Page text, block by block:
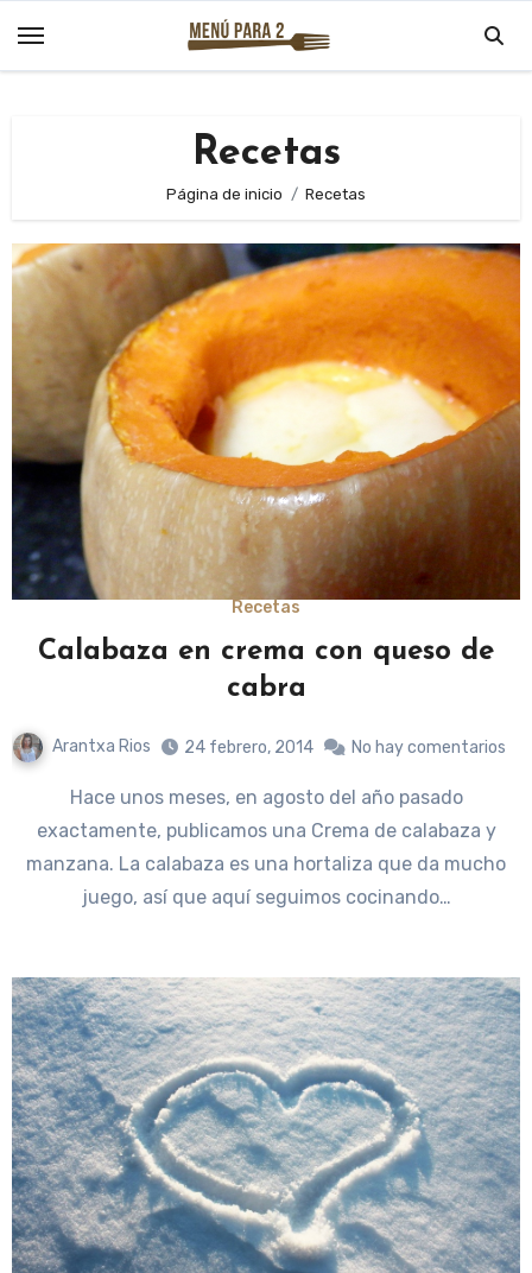
Recetas
Página de inicio Recetas
Recetas
Calabaza en crema con queso de
cabra
Arantxa Rios 24 febrero, 2014 No hay comentarios
Hace unos meses, en agosto del año pasado
exactamente, publicamos una Crema de calabaza y
manzana. La calabaza es una hortaliza que da mucho
juego, así que aquí seguimos cocinando…